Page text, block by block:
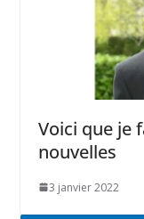
Voici que je
nouvelles
3 janvier 2022